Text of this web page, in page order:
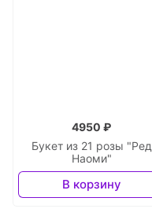
Букет из 21 розы "Ред
Наоми"
4950 ₽
В корзину